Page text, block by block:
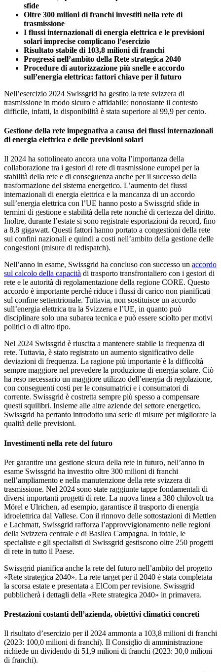
sfide
Oltre 300 milioni di franchi investiti nella rete di
trasmissione
I flussi internazionali di energia elettrica e le previsioni
solari imprecise complicano l’esercizio
Risultato stabile di 103,8 milioni di franchi
Progressi nell’ambito della Rete strategica 2040
Procedure di autorizzazione più snelle e accordo
sull’energia elettrica: fattori chiave per il futuro
Nell’esercizio 2024 Swissgrid ha gestito la rete svizzera di
trasmissione in modo sicuro e affidabile: nonostante il contesto
difficile, infatti, la disponibilità è stata superiore al 99,9 per cento.
Gestione della rete impegnativa a causa dei flussi internazionali
di energia elettrica e delle previsioni solari
Il 2024 ha sottolineato ancora una volta l’importanza della
collaborazione tra i gestori di rete di trasmissione europei per la
stabilità della rete e di conseguenza anche per il successo della
trasformazione del sistema energetico. L’aumento dei flussi
internazionali di energia elettrica e la mancanza di un accordo
sull’energia elettrica con l’UE hanno posto a Swissgrid sfide in
termini di gestione e stabilità della rete nonché di certezza del diritto.
Inoltre, durante l’estate si sono registrate esportazioni da record, fino
a 8,8 gigawatt. Questi fattori hanno portato a congestioni della rete
sui confini nazionali e quindi a costi nell’ambito della gestione delle
congestioni (misure di redispatch).
Nell’anno in esame, Swissgrid ha concluso con successo un accordo
sul calcolo della capacità di trasporto transfrontaliero con i gestori di
rete e le autorità di regolamentazione della regione CORE. Questo
accordo è importante perché riduce i flussi di carico non pianificati
sul confine settentrionale. Tuttavia, non sostituisce un accordo
sull’energia elettrica tra la Svizzera e l’UE, in quanto può
disciplinare solo una subarea tecnica e può essere sciolto per motivi
politici o di altro tipo.
Nel 2024 Swissgrid è riuscita a mantenere stabile la frequenza di
rete. Tuttavia, è stato registrato un aumento significativo delle
deviazioni di frequenza. La ragione più importante è la difficoltà
sempre maggiore nel prevedere la produzione di energia solare. Ciò
ha reso necessario un maggiore utilizzo dell’energia di regolazione,
con conseguenti costi per le consumatrici e i consumatori di
corrente. Swissgrid è costretta sempre più spesso a compensare
questi squilibri. Insieme alle altre aziende del settore energetico,
Swissgrid ha pertanto introdotto una serie di misure per migliorare la
qualità delle previsioni.
Investimenti nella rete del futuro
Per garantire una gestione sicura della rete in futuro, nell’anno in
esame Swissgrid ha investito oltre 300 milioni di franchi
nell’ampliamento e nella manutenzione della rete svizzera di
trasmissione. Nel 2024 sono state raggiunte tappe fondamentali di
diversi importanti progetti di rete. La nuova linea a 380 chilovolt tra
Mörel e Ulrichen, ad esempio, garantisce il trasporto di energia
idroelettrica dal Vallese. Con il rinnovo delle sottostazioni di Mettlen
e Lachmatt, Swissgrid rafforza l’approvvigionamento nelle regioni
della Svizzera centrale e di Basilea Campagna. In totale, le
specialiste e gli specialisti di Swissgrid gestiscono oltre 250 progetti
di rete in tutto il Paese.
Swissgrid pianifica anche la rete del futuro nell’ambito del progetto
«Rete strategica 2040». La rete target per il 2040 è stata completata
la scorsa estate e presentata a ElCom per revisione. Swissgrid
pubblicherà i dettagli della «Rete strategica 2040» in primavera.
Prestazioni costanti dell’azienda, obiettivi climatici concreti
Il risultato d’esercizio per il 2024 ammonta a 103,8 milioni di franchi
(2023: 100,0 milioni di franchi). Il Consiglio di amministrazione
richiede un dividendo di 51,9 milioni di franchi (2023: 30,0 milioni
di franchi).